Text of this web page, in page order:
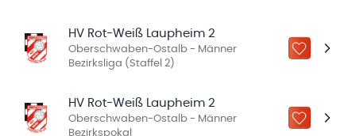
HV Rot-Weiß Laupheim 2
Oberschwaben-Ostalb - Männer
Bezirksliga (Staffel 2)
ZU „MEINE
HV Rot-Weiß Laupheim 2
Oberschwaben-Ostalb - Männer
Bezirkspokal
ZU „MEINE